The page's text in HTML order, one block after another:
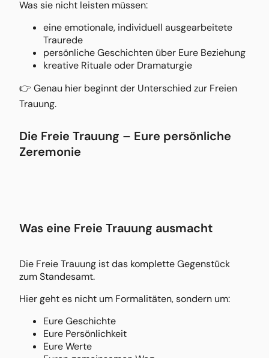
Was sie nicht leisten müssen:
eine emotionale, individuell ausgearbeitete
Traurede
persönliche Geschichten über Eure Beziehung
kreative Rituale oder Dramaturgie
👉 Genau hier beginnt der Unterschied zur Freien
Trauung.
Die Freie Trauung – Eure persönliche
Zeremonie
Was eine Freie Trauung ausmacht
Die Freie Trauung ist das komplette Gegenstück
zum Standesamt.
Hier geht es nicht um Formalitäten, sondern um:
Eure Geschichte
Eure Persönlichkeit
Eure Werte